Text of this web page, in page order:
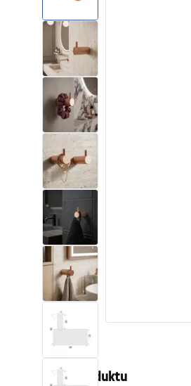
Sprchové žľaby
Sanitárna keramika
Umývadlá
Vaňa so zástenou
Batérie
Sprchy
Popis produktu